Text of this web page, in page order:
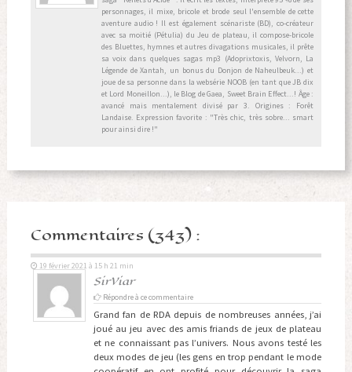
personnages, il mixe, bricole et brode seul l'ensemble de cette
aventure audio ! Il est également scénariste (BD), co-créateur
avec sa moitié (Pétulia) du Jeu de plateau, il compose-bricole
des Bluettes, hymnes et autres divagations musicales, il prête
sa voix dans quelques sagas mp3 (Adoprixtoxis, Velvorn, La
Légende de Xantah, un bonus du Donjon de Naheulbeuk...) et
joue de sa personne dans la websérie NOOB (en tant que JB dix
et Lord Moneillon...), le Blog de Gaea, Sweet Brain Effect...! Âge :
avancé mais mentalement divisé par 3. Origines : Forêt
Landaise. Expression favorite : "Très chic, très sobre... smart
pour ainsi dire !"
Commentaires (343) :
SirViar
19 février 2021 à 15 h 21 min
Répondre à ce commentaire
Grand fan de RDA depuis de nombreuses années, j’ai
joué au jeu avec des amis friands de jeux de plateau
et ne connaissant pas l’univers. Nous avons testé les
deux modes de jeu (les gens en trop pendant le mode